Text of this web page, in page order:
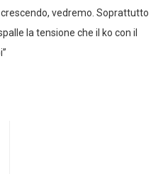
vedremo. Soprattutto
la tensione che il ko con il